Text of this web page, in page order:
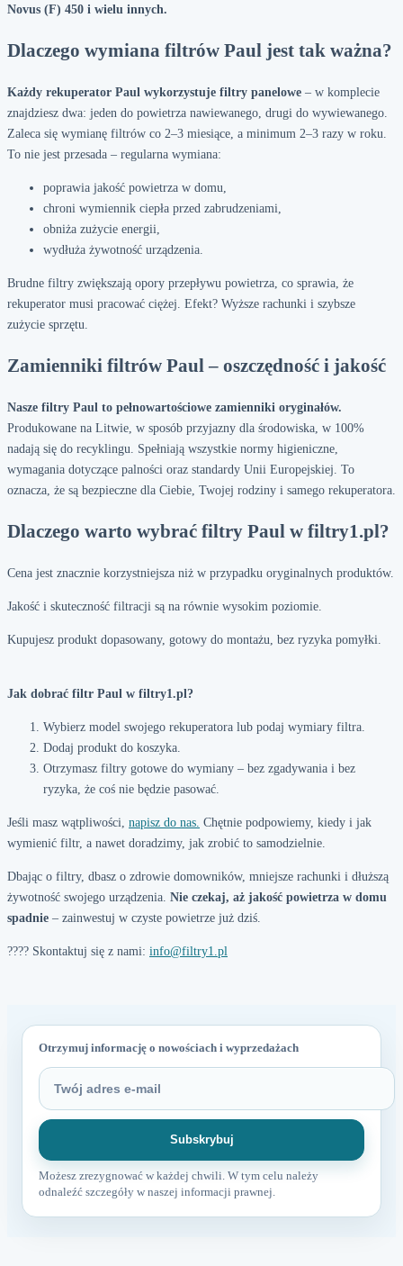
Novus (F) 450 i wielu innych.
Dlaczego wymiana filtrów Paul jest tak ważna?
Każdy rekuperator Paul wykorzystuje filtry panelowe – w komplecie
znajdziesz dwa: jeden do powietrza nawiewanego, drugi do wywiewanego.
Zaleca się wymianę filtrów co 2–3 miesiące, a minimum 2–3 razy w roku.
To nie jest przesada – regularna wymiana:
poprawia jakość powietrza w domu,
chroni wymiennik ciepła przed zabrudzeniami,
obniża zużycie energii,
wydłuża żywotność urządzenia.
Brudne filtry zwiększają opory przepływu powietrza, co sprawia, że
rekuperator musi pracować ciężej. Efekt? Wyższe rachunki i szybsze
zużycie sprzętu.
Zamienniki filtrów Paul – oszczędność i jakość
Nasze filtry Paul to pełnowartościowe zamienniki oryginałów.
Produkowane na Litwie, w sposób przyjazny dla środowiska, w 100%
nadają się do recyklingu. Spełniają wszystkie normy higieniczne,
wymagania dotyczące palności oraz standardy Unii Europejskiej. To
oznacza, że są bezpieczne dla Ciebie, Twojej rodziny i samego rekuperatora.
Dlaczego warto wybrać filtry Paul w filtry1.pl?
Cena jest znacznie korzystniejsza niż w przypadku oryginalnych produktów.
Jakość i skuteczność filtracji są na równie wysokim poziomie.
Kupujesz produkt dopasowany, gotowy do montażu, bez ryzyka pomyłki.
Jak dobrać filtr Paul w filtry1.pl?
Wybierz model swojego rekuperatora lub podaj wymiary filtra.
Dodaj produkt do koszyka.
Otrzymasz filtry gotowe do wymiany – bez zgadywania i bez
ryzyka, że coś nie będzie pasować.
Jeśli masz wątpliwości, napisz do nas. Chętnie podpowiemy, kiedy i jak
wymienić filtr, a nawet doradzimy, jak zrobić to samodzielnie.
Dbając o filtry, dbasz o zdrowie domowników, mniejsze rachunki i dłuższą
żywotność swojego urządzenia. Nie czekaj, aż jakość powietrza w domu
spadnie – zainwestuj w czyste powietrze już dziś.
???? Skontaktuj się z nami: info@filtry1.pl
Otrzymuj informację o nowościach i wyprzedażach
Możesz zrezygnować w każdej chwili. W tym celu należy
odnaleźć szczegóły w naszej informacji prawnej.